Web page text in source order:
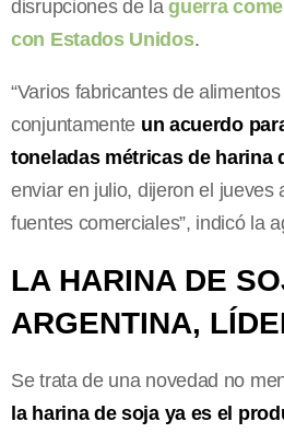
disrupciones de laguerra
con Estados Unidos.
“Varios fabricantes de
conjuntamente un acuerdo
toneladas métricas de harina
enviar en julio, dijeron el jueves
fuentes comerciales”, indicó la
LA HARINA DE
ARGENTINA,
Se trata de una novedad no
la harina de soja ya es el